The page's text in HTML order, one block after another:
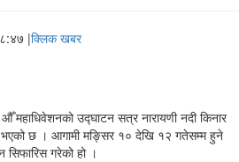
|क्लिक खबर
महाधिवेशनको उद्घाटन सत्र नारायणी नदी किनार
भएको छ । आगामी मङ्सिर १० देखि १२ गतेसम्म हुने
सिफारिस गरेको हो ।